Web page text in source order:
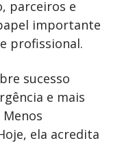
parceiros e
importante
profissional.
sucesso
e mais
ela acredita